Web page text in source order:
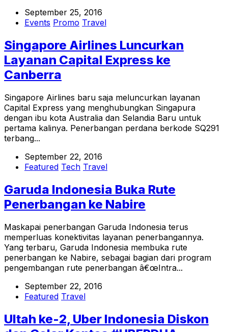
September 25, 2016
Events Promo Travel
Singapore Airlines Luncurkan
Layanan Capital Express ke
Canberra
Singapore Airlines baru saja meluncurkan layanan
Capital Express yang menghubungkan Singapura
dengan ibu kota Australia dan Selandia Baru untuk
pertama kalinya. Penerbangan perdana berkode SQ291
terbang...
September 22, 2016
Featured Tech Travel
Garuda Indonesia Buka Rute
Penerbangan ke Nabire
Maskapai penerbangan Garuda Indonesia terus
memperluas konektivitas layanan penerbangannya.
Yang terbaru, Garuda Indonesia membuka rute
penerbangan ke Nabire, sebagai bagian dari program
pengembangan rute penerbangan â€œIntra...
September 22, 2016
Featured Travel
Ultah ke-2, Uber Indonesia Diskon